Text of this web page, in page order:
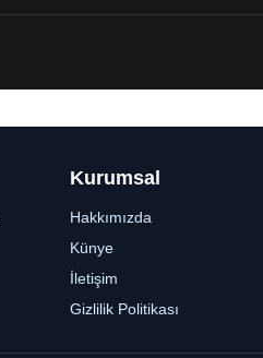
Kurumsal
Hakkımızda
Künye
İletişim
Gizlilik Politikası